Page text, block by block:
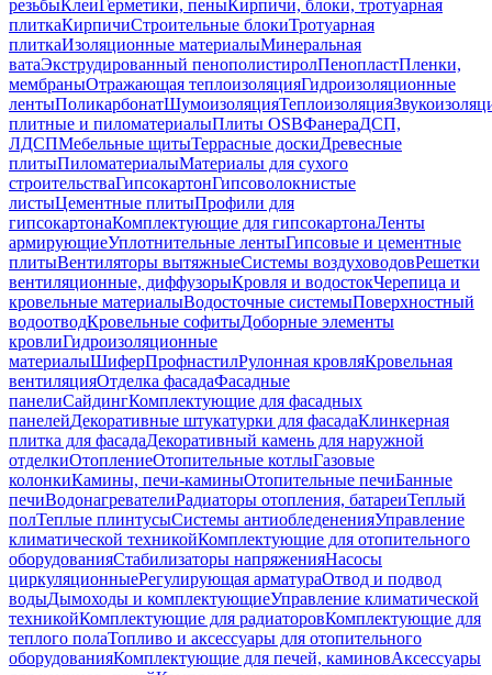
резьбыКлеиГерметики, пеныКирпичи, блоки, тротуарная
плиткаКирпичиСтроительные блокиТротуарная
плиткаИзоляционные материалыМинеральная
ватаЭкструдированный пенополистиролПенопластПленки,
мембраныОтражающая теплоизоляцияГидроизоляционные
лентыПоликарбонатШумоизоляцияТеплоизоляция
плитные и пиломатериалыПлиты OSBФанераДСП,
ЛДСПМебельные щитыТеррасные доскиДревесные
плитыПиломатериалыМатериалы для сухого
строительстваГипсокартонГипсоволокнистые
листыЦементные плитыПрофили для
гипсокартонаКомплектующие для гипсокартонаЛенты
армирующиеУплотнительные лентыГипсовые и цементные
плитыВентиляторы вытяжныеСистемы воздуховодовРешетки
вентиляционные, диффузорыКровля и водостокЧерепица и
кровельные материалыВодосточные системыПоверхностный
водоотводКровельные софитыДоборные элементы
кровлиГидроизоляционные
материалыШиферПрофнастилРулонная кровляКровельная
вентиляцияОтделка фасадаФасадные
панелиСайдингКомплектующие для фасадных
панелейДекоративные штукатурки для фасадаКлинкерная
плитка для фасадаДекоративный камень для наружной
отделкиОтоплениеОтопительные котлыГазовые
колонкиКамины, печи-каминыОтопительные печиБанные
печиВодонагревателиРадиаторы отопления, батареиТеплый
полТеплые плинтусыСистемы антиобледененияУправление
климатической техникойКомплектующие для отопительного
оборудованияСтабилизаторы напряженияНасосы
циркуляционныеРегулирующая арматураОтвод и подвод
водыДымоходы и комплектующиеУправление климатической
техникойКомплектующие для радиаторовКомплектующие для
теплого полаТопливо и аксессуары для отопительного
оборудованияКомплектующие для печей, каминовАксессуары